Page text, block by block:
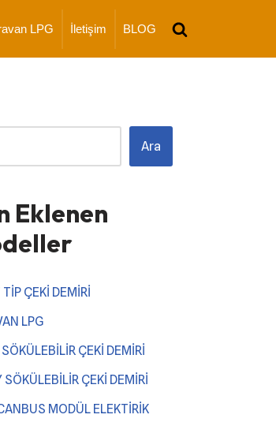
LPG İletişim BLOG
Ara
Eklenen
ÇEKİ DEMİRİ
LPG
ÇEKİ DEMİRİ
SÖKÜLEBİLİR ÇEKİ DEMİRİ
MODÜL ELEKTİRİK